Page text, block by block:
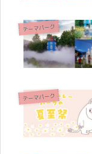
テーマパーク
テーマパーク